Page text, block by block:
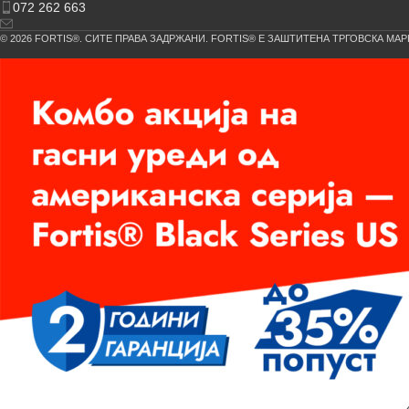
072 262 663
© 2026 FORTIS®. СИТЕ ПРАВА ЗАДРЖАНИ. FORTIS® Е ЗАШТИТЕНА ТРГОВСКА